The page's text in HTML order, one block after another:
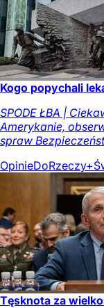
Kogo popychali
SPODE ŁBA |
Amerykanie,
spraw
OpinieDoRzeczy+
Tęsknota za